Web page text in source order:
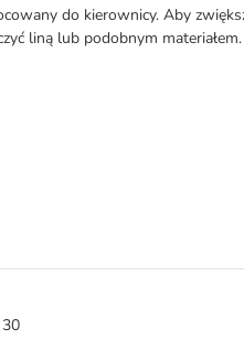
do kierownicy. Aby
liną lub podobnym materiałem.